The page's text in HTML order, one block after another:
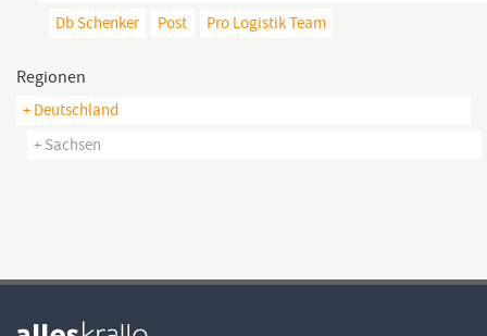
Db Schenker
Post Pro Logistik Team
Regionen
+ Deutschland
+ Sachsen